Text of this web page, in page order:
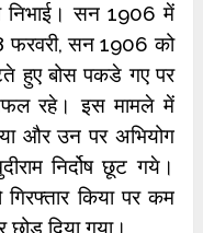
निभाई। सन 1906 में
फरवरी, सन 1906 को
हुए बोस पकडे गए पर
रहे। इस मामले में
और उन पर अभियोग
निर्दोष छूट गये।
किया पर कम
दिया गया।